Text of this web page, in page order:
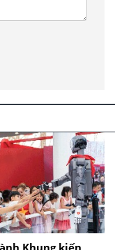
Khung kiến